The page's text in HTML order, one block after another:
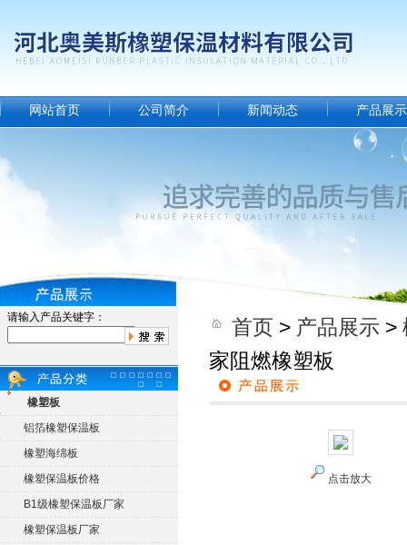
网站首页 公司简介 新闻动态 产品展示
请输入产品关键字：
橡塑板
铝箔橡塑保温板
橡塑海绵板
橡塑保温板价格
B1级橡塑保温板厂家
橡塑保温板厂家
首页 > 产品展示 >
家阻燃橡塑板
点击放大